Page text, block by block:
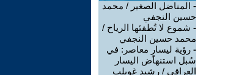
- المناضل الصغير / محمد
حسين النجفي
- شموع لا تُطفئها الرياح /
محمد حسين النجفي
- رؤية ليسارٍ معاصر: في
سُبل استنهاض اليسار
العراقي / رشيد غويلب